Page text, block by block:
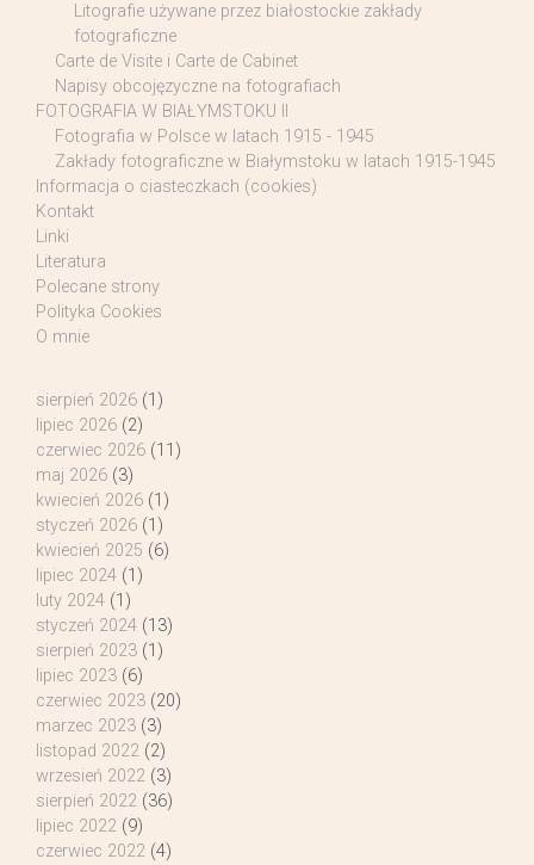
Litografie używane przez białostockie zakłady
fotograficzne
Carte de Visite i Carte de Cabinet
Napisy obcojęzyczne na fotografiach
FOTOGRAFIA W BIAŁYMSTOKU II
Fotografia w Polsce w latach 1915 - 1945
Zakłady fotograficzne w Białymstoku w latach 1915-1945
Informacja o ciasteczkach (cookies)
Kontakt
Linki
Literatura
Polecane strony
Polityka Cookies
O mnie
sierpień 2026 (1)
lipiec 2026 (2)
czerwiec 2026 (11)
maj 2026 (3)
kwiecień 2026 (1)
styczeń 2026 (1)
kwiecień 2025 (6)
lipiec 2024 (1)
luty 2024 (1)
styczeń 2024 (13)
sierpień 2023 (1)
lipiec 2023 (6)
czerwiec 2023 (20)
marzec 2023 (3)
listopad 2022 (2)
wrzesień 2022 (3)
sierpień 2022 (36)
lipiec 2022 (9)
czerwiec 2022 (4)